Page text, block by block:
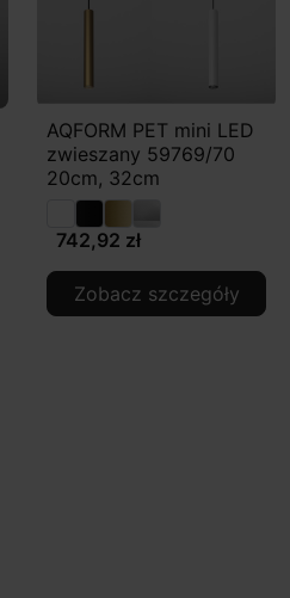
AQFORM PET mini LED
zwieszany 59769/70
20cm, 32cm
742,92 zł
Zobacz szczegóły